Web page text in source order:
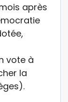
après
vote à
la